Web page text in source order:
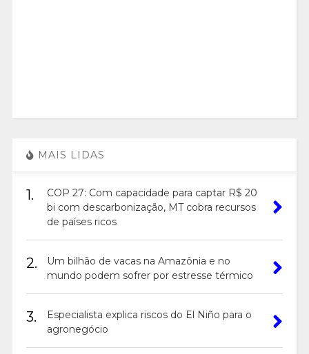
MAIS LIDAS
1.
COP 27: Com capacidade para captar R$ 20
bi com descarbonização, MT cobra recursos
de países ricos
2.
Um bilhão de vacas na Amazônia e no
mundo podem sofrer por estresse térmico
3.
Especialista explica riscos do El Niño para o
agronegócio